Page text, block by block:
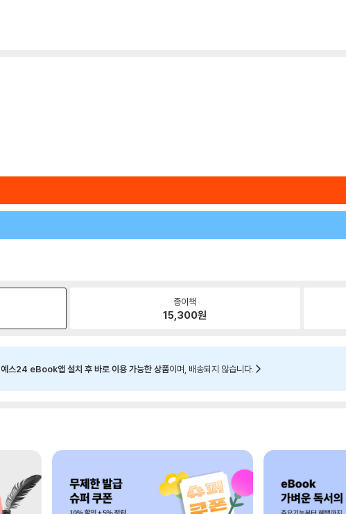
종이책
15,300원
예스24 eBook앱 설치 후 바로 이용 가능한 상품이며, 배송되지 않습니다.